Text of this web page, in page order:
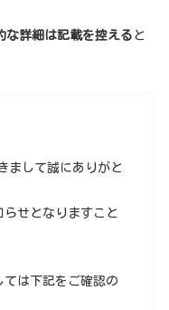
な詳細は記載を控える と
まして誠にありがと
せとなりますこと
は下記をご確認の